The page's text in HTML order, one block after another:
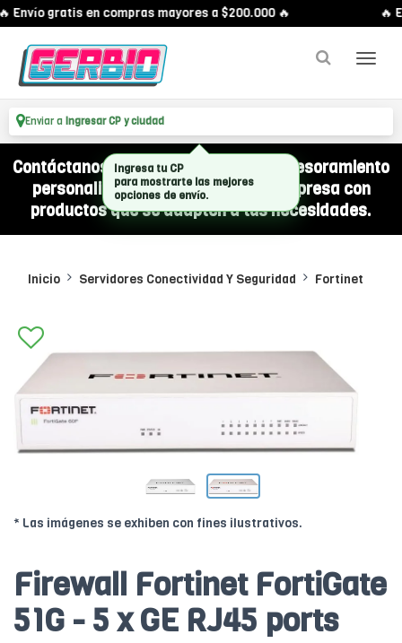
Envío gratis en compras mayores a $200.000 🔥 🔥
Enviar a Ingresar CP y ciudad
Contáctanos por WhatsApp y recibí asesoramiento
personalizado para equipar a tu empresa con
productos que se adapten a tus necesidades.
Inicio Servidores Conectividad Y Seguridad Fortinet
* Las imágenes se exhiben con fines ilustrativos.
Firewall Fortinet FortiGate
51G - 5 x GE RJ45 ports
Ingresa tu CP
para mostrarte las mejores
opciones de envío.